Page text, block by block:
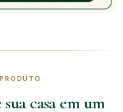
casa em um